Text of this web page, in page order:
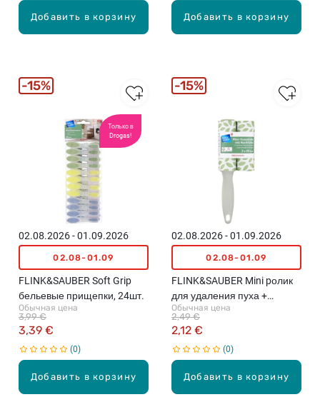
Добавить в корзину Добавить в корзину
Только в
Drogas!
Добавить в корзину
02.08.2026 - 01.09.2026
02.08-01.09
FLINK&SAUBER Soft Grip
бельевые прищепки, 24шт.
Обычная цена
3,39 €
3,99 €
0
15%
Добавить в корзину
02.08.2026 - 01.09.2026
02.08-01.09
FLINK&SAUBER Mini pолик
для удаления пуха +
резерв, 2x20 листов, 2x1.8м
Обычная цена
2,12 €
2,49 €
0
15%